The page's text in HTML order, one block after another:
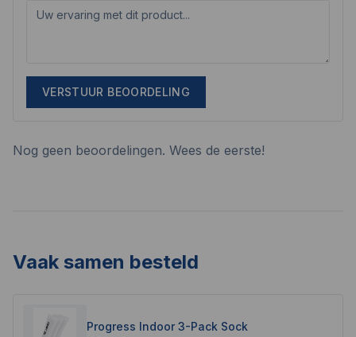
VERSTUUR BEOORDELING
Nog geen beoordelingen. Wees de eerste!
Vaak samen besteld
Progress Indoor 3-Pack Sock